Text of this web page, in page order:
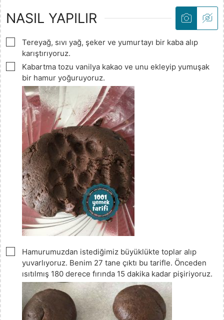
NASIL YAPILIR
▢
Tereyağ, sıvı yağ, şeker ve yumurtayı bir kaba alıp
karıştırıyoruz.
▢
Kabartma tozu vanilya kakao ve unu ekleyip yumuşak
bir hamur yoğuruyoruz.
▢
Hamurumuzdan istediğimiz büyüklükte toplar alıp
yuvarlıyoruz. Benim 27 tane çıktı bu tarifle. Önceden
ısıtılmış 180 derece fırında 15 dakika kadar pişiriyoruz.